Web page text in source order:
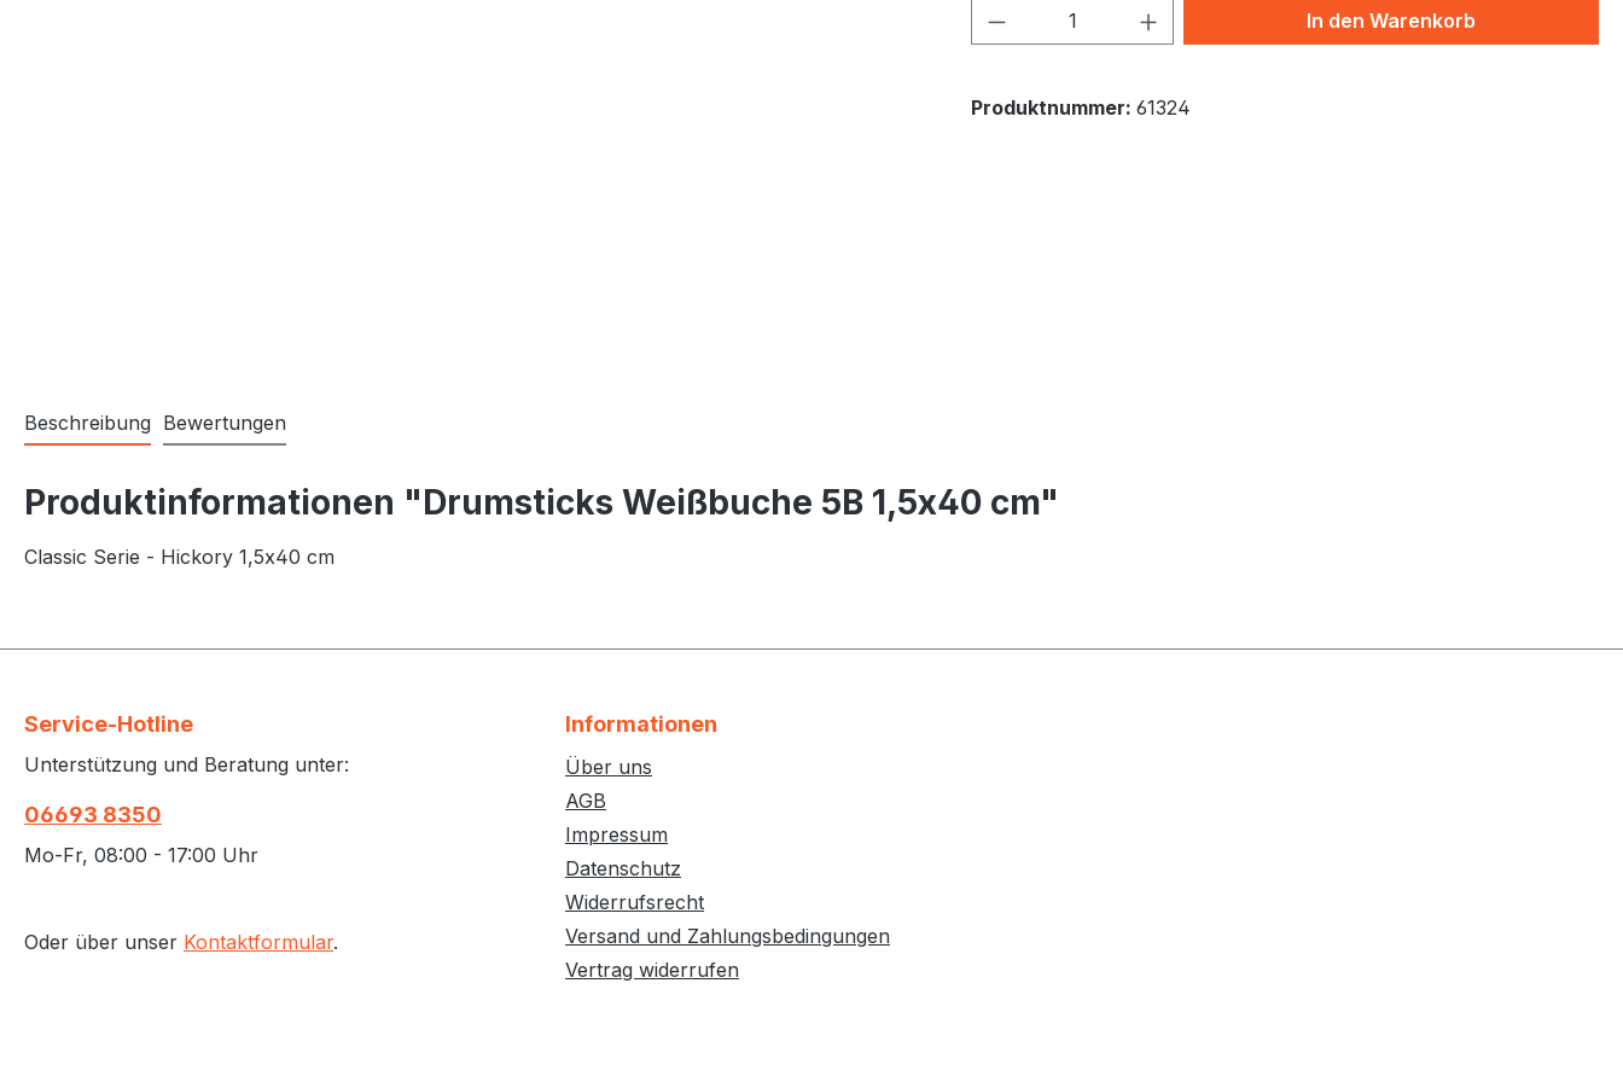
Produkt Anzahl: Gib den gewünschten Wert
In den Warenkorb
Produktnummer: 61324
Beschreibung Bewertungen
Produktinformationen "Drumsticks Weißbuche 5B 1,5x40 cm"
Classic Serie - Hickory 1,5x40 cm
Service-Hotline
Unterstützung und Beratung unter:
06693 8350
Mo-Fr, 08:00 - 17:00 Uhr
Oder über unser Kontaktformular.
Informationen
Über uns
AGB
Impressum
Datenschutz
Widerrufsrecht
Versand und Zahlungsbedingungen
Vertrag widerrufen